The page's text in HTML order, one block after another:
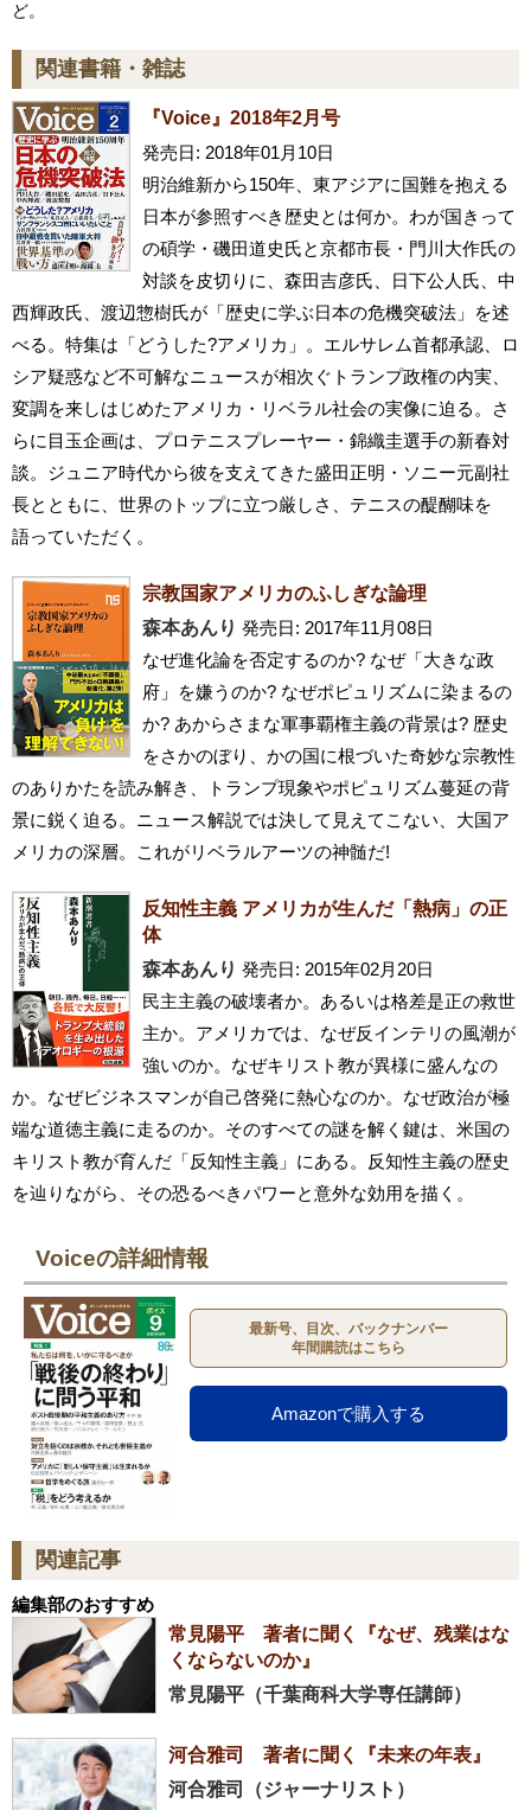
ど。
関連書籍・雑誌
『Voice』2018年2月号
発売日: 2018年01月10日
明治維新から150年、東アジアに国難を抱える
日本が参照すべき歴史とは何か。わが国きって
の碩学・磯田道史氏と京都市長・門川大作氏の
対談を皮切りに、森田吉彦氏、日下公人氏、中
西輝政氏、渡辺惣樹氏が「歴史に学ぶ日本の危機突破法」を述
べる。特集は「どうした?アメリカ」。エルサレム首都承認、ロ
シア疑惑など不可解なニュースが相次ぐトランプ政権の内実、
変調を来しはじめたアメリカ・リベラル社会の実像に迫る。さ
らに目玉企画は、プロテニスプレーヤー・錦織圭選手の新春対
談。ジュニア時代から彼を支えてきた盛田正明・ソニー元副社
長とともに、世界のトップに立つ厳しさ、テニスの醍醐味を
語っていただく。
宗教国家アメリカのふしぎな論理
森本あんり 発売日: 2017年11月08日
なぜ進化論を否定するのか? なぜ「大きな政
府」を嫌うのか? なぜポピュリズムに染まるの
か? あからさまな軍事覇権主義の背景は? 歴史
をさかのぼり、かの国に根づいた奇妙な宗教性
のありかたを読み解き、トランプ現象やポピュリズム蔓延の背
景に鋭く迫る。ニュース解説では決して見えてこない、大国ア
メリカの深層。これがリベラルアーツの神髄だ!
反知性主義 アメリカが生んだ「熱病」の正
体
森本あんり 発売日: 2015年02月20日
民主主義の破壊者か。あるいは格差是正の救世
主か。アメリカでは、なぜ反インテリの風潮が
強いのか。なぜキリスト教が異様に盛んなの
か。なぜビジネスマンが自己啓発に熱心なのか。なぜ政治が極
端な道徳主義に走るのか。そのすべての謎を解く鍵は、米国の
キリスト教が育んだ「反知性主義」にある。反知性主義の歴史
を辿りながら、その恐るべきパワーと意外な効用を描く。
Voiceの詳細情報
最新号、目次、バックナンバー
年間購読はこちら
Amazonで購入する
関連記事
編集部のおすすめ
常見陽平 著者に聞く『なぜ、残業はな
くならないのか』
常見陽平（千葉商科大学専任講師）
河合雅司 著者に聞く『未来の年表』
河合雅司（ジャーナリスト）